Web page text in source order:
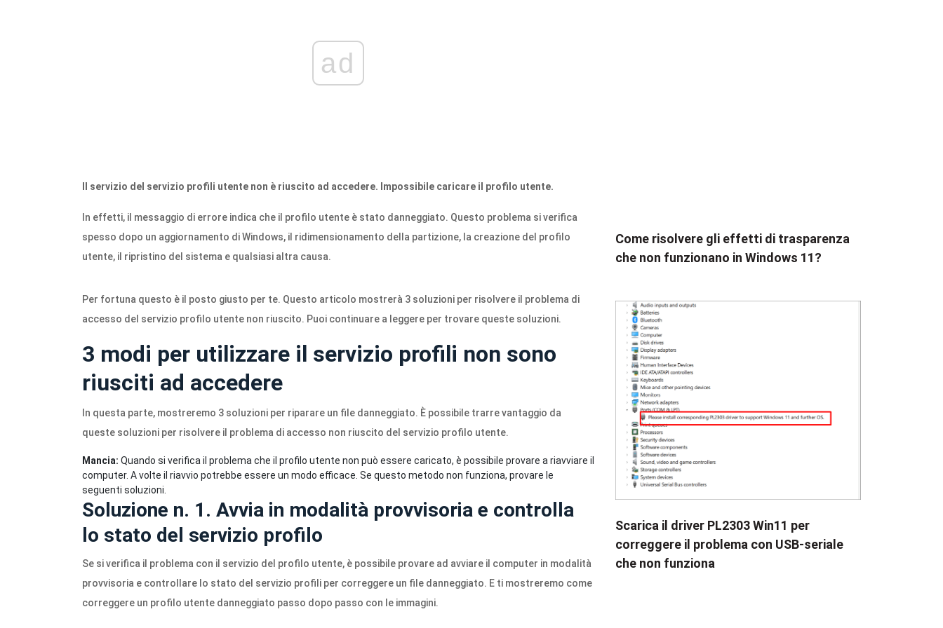
ad
Il servizio del servizio profili utente non è riuscito ad accedere. Impossibile caricare il profilo utente.
In effetti, il messaggio di errore indica che il profilo utente è stato danneggiato. Questo problema si verifica
spesso dopo un aggiornamento di Windows, il ridimensionamento della partizione, la creazione del profilo
utente, il ripristino del sistema e qualsiasi altra causa.
Per fortuna questo è il posto giusto per te. Questo articolo mostrerà 3 soluzioni per risolvere il problema di
accesso del servizio profilo utente non riuscito. Puoi continuare a leggere per trovare queste soluzioni.
3 modi per utilizzare il servizio profili non sono
riusciti ad accedere
In questa parte, mostreremo 3 soluzioni per riparare un file danneggiato. È possibile trarre vantaggio da
queste soluzioni per risolvere il problema di accesso non riuscito del servizio profilo utente.
Mancia: Quando si verifica il problema che il profilo utente non può essere caricato, è possibile provare a riavviare il
computer. A volte il riavvio potrebbe essere un modo efficace. Se questo metodo non funziona, provare le
seguenti soluzioni.
Soluzione n. 1. Avvia in modalità provvisoria e controlla
lo stato del servizio profilo
Se si verifica il problema con il servizio del profilo utente, è possibile provare ad avviare il computer in modalità
provvisoria e controllare lo stato del servizio profili per correggere un file danneggiato. E ti mostreremo come
correggere un profilo utente danneggiato passo dopo passo con le immagini.
Come risolvere gli effetti di trasparenza
che non funzionano in Windows 11?
Scarica il driver PL2303 Win11 per
correggere il problema con USB-seriale
che non funziona